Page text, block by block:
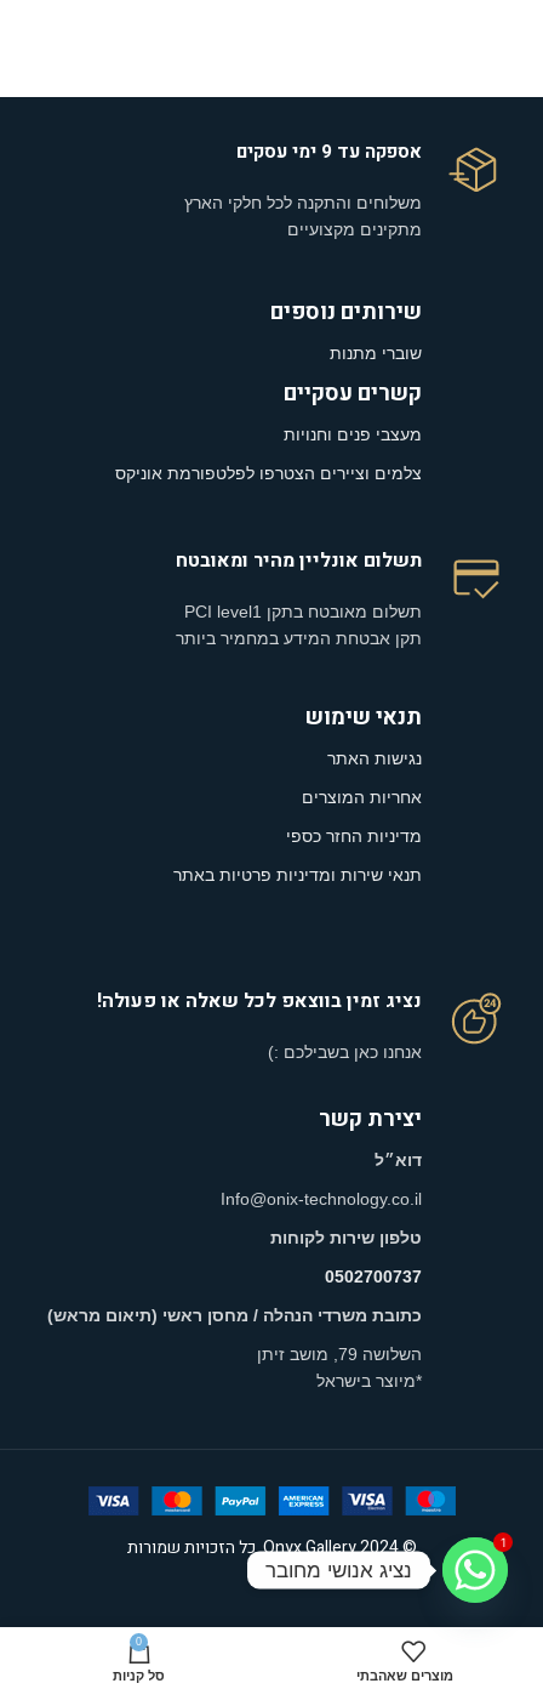
אספקה עד 9 ימי עסקים
משלוחים והתקנה לכל חלקי הארץ
מתקינים מקצועיים
שירותים נוספים
שוברי מתנות
קשרים עסקיים
מעצבי פנים וחנויות
צלמים וציירים הצטרפו לפלטפורמת אוניקס
תשלום אונליין מהיר ומאובטח
תשלום מאובטח בתקן PCI level1
תקן אבטחת המידע במחמיר ביותר
תנאי שימוש
נגישות האתר
אחריות המוצרים
מדיניות החזר כספי
תנאי שירות ומדיניות פרטיות באתר
נציג זמין בווצאפ לכל שאלה או פעולה!
אנחנו כאן בשבילכם :)
יצירת קשר
דוא״ל
Info@onix-technology.co.il
טלפון שירות לקוחות
0502700737
כתובת משרדי הנהלה / מחסן ראשי (תיאום מראש)
השלושה 79, מושב זיתן
*מיוצר בישראל
© 2024 Onyx Gallery. כל הזכויות שמורות
מוצרים שאהבתי
0
סל קניות
1
נציג אנושי מחובר